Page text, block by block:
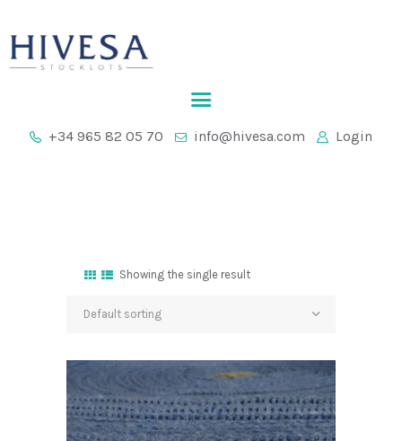
+34 965 82 05 70 info@hivesa.com Login
HOME
Showing the single result